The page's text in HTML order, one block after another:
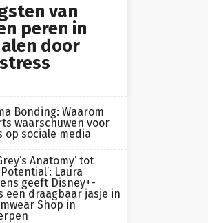
van
peren in
door
Bonding: Waarom
waarschuwen voor
op sociale media
Anatomy’ tot
Potential’: Laura
geeft Disney+-
een draagbaar jasje in
Shop in